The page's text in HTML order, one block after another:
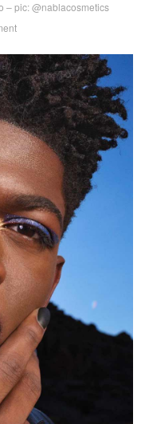
– pic: @nablacosmetics